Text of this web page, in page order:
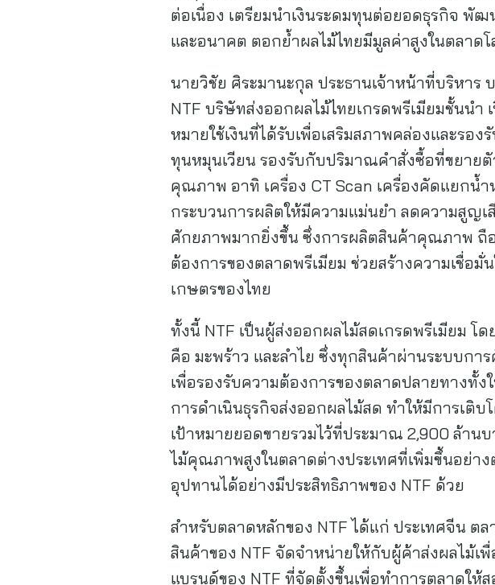
ต่อเนื่อง เตรียมนำเงินระดมทุนต่อยอดธุรกิจ พั
และอนาคต ตอกย้ำผลไม้ไทยมีมูลค่าสูงในตลาดโ
นายวิชัย ศิระมานะกุล ประธานเจ้าหน้าที่บริหาร
NTF บริษัทส่งออกผลไม้ไทยเกรดพรีเมียมชั้นนำ
หมายใช้เงินที่ได้รับเพื่อเสริมสภาพคล่องและรอ
ทุนหมุนเวียน รองรับกับปริมาณคำสั่งซื้อที่ขยาย
คุณภาพ อาทิ เครื่อง CT Scan เครื่องคัดแยกน้
กระบวนการผลิตให้มีความแม่นยำ ลดความสูญเ
ศักยภาพมากยิ่งขึ้น ซึ่งการผลิตสินค้าคุณภาพ ถือ
ต้องการของตลาดพรีเมียม ช่วยสร้างความเชื่อ
เกษตรของไทย
ทั้งนี้ NTF เป็นผู้ส่งออกผลไม้สดเกรดพรีเมียม โ
คือ มะพร้าว และลำไย ซึ่งทุกสินค้าผ่านระบบก
เพื่อรองรับความต้องการของตลาดปลายทางทั้
การดำเนินธุรกิจส่งออกผลไม้สด ทำให้มีการเติ
เป้าหมายยอดขายรวมไว้ที่ประมาณ 2,900 ล้าน
ไม้คุณภาพสูงในตลาดต่างประเทศที่เพิ่มขึ้นอย่า
อุปทานได้อย่างมีประสิทธิภาพของ NTF ด้วย
สำหรับตลาดหลักของ NTF ได้แก่ ประเทศจีน ต
สินค้าของ NTF จัดจำหน่ายให้กับผู้ค้าส่งผลไม้เ
แบรนด์ของ NTF ที่จัดตั้งขึ้นเพื่อทำการตลาดให้